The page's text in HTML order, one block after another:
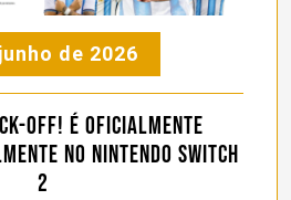
de 2026
Off! é oficialmente
no Nintendo Switch
2